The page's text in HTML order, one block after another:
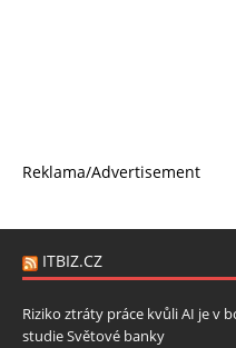
Reklama/Advertisement
ITBIZ.CZ
Riziko ztráty práce kvůli AI je v
studie Světové banky